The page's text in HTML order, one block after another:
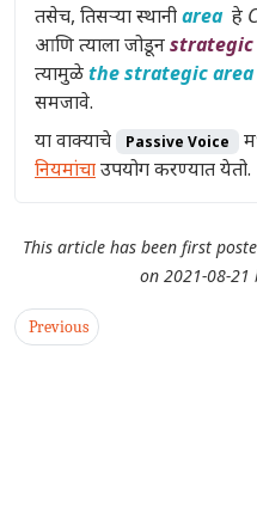
तसेच, तिसऱ्या स्थानीareaहे
आणि त्याला जोडूनstrategic
त्यामुळेthe strategic area
समजावे.
या वाक्याचे
Passive Voice
नियमांचाउपयोग करण्यात येतो.
This article has been first
on 2021-08-21
Previous